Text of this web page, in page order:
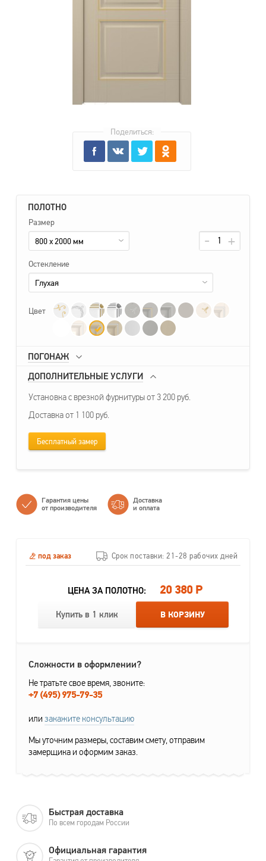
ПОЛОТНО
Размер
800 x 2000 мм
Остекление
Глухая
Цвет
ПОГОНАЖ
ДОПОЛНИТЕЛЬНЫЕ УСЛУГИ
Установка с врезкой фурнитуры от 3 200 руб.
Доставка от 1 100 руб.
Бесплатный замер
Поделиться:
Гарантия цены
от производителя
Доставка
и оплата
под заказ Срок поставки: 21-28 рабочих дней
ЦЕНА ЗА ПОЛОТНО: 20 380 Р
Купить в 1 клик В КОРЗИНУ
Сложности в оформлении?
Не тратьте свое время, звоните:
+7 (495) 975-79-35
или закажите консультацию
Мы уточним размеры, составим смету, отправим
замерщика и оформим заказ.
Быстрая доставка
По всем городам России
Официальная гарантия